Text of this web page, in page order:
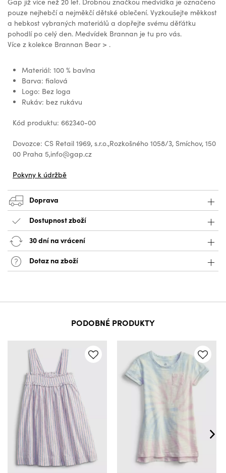
pouze nejhebčí a nejměkčí dětské oblečení. Vyzkoušejte měkkost
a hebkost vybraných materiálů a dopřejte svému děťátku
pohodlí po celý den. Medvídek Brannan je tu pro vás.
Více z kolekce Brannan Bear > .
Materiál: 100 % bavlna
Barva: fialová
Logo: Bez loga
Rukáv: bez rukávu
Kód produktu: 662340-00
Dovozce: CS Retail 1969, s.r.o.,Rozkošného 1058/3, Smíchov, 150
00 Praha 5,info@gap.cz
Pokyny k údržbě
Doprava
Dostupnost zboží
30 dní na vrácení
Dotaz na zboží
PODOBNÉ PRODUKTY